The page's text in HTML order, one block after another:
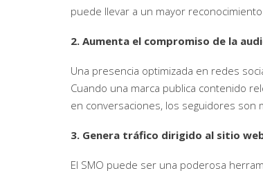
puede llevar a un mayor reconocimiento
2. Aumenta el compromiso de la
Una presencia optimizada en redes
Cuando una marca publica contenido
en conversaciones, los seguidores
3. Genera tráfico dirigido al sitio
El SMO puede ser una poderosa